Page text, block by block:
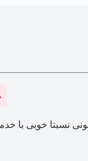
1880 تلویزیونی نسبتا خوبی